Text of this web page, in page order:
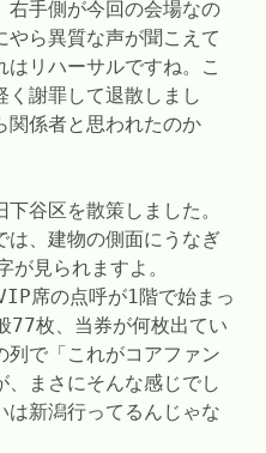
右手側が今回の会場なの
ら異質な声が聞こえて
はリハーサルですね。こ
く謝罪して退散しまし
関係者と思われたのか
谷区を散策しました。
は、建物の側面にうなぎ
見られますよ。
席の点呼が1階で始まっ
77枚、当券が何枚出てい
列で「これがコアファン
まさにそんな感じでし
は新潟行ってるんじゃな